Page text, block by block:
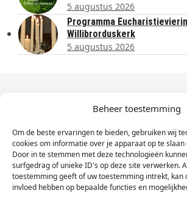
Beheer toestemming
Om de beste ervaringen te bieden, gebruiken wij
cookies om informatie over je apparaat op te
Door in te stemmen met deze technologieën
surfgedrag of unieke ID's op deze site verwerken.
toestemming geeft of uw toestemming intrekt, kan
invloed hebben op bepaalde functies en
5 augustus 2026
Programma
Willibrorduskerk
5 augustus 2026
Dagelijks het laatste
Vul
hier
je
e-
mailadres
Sign Up